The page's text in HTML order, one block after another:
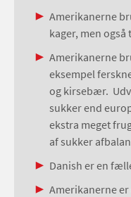
Amerikanerne
kager, men også
Amerikanerne
eksempel
og kirsebær.
sukker end
ekstra meget
af sukker
Danish er en
Amerikanerne